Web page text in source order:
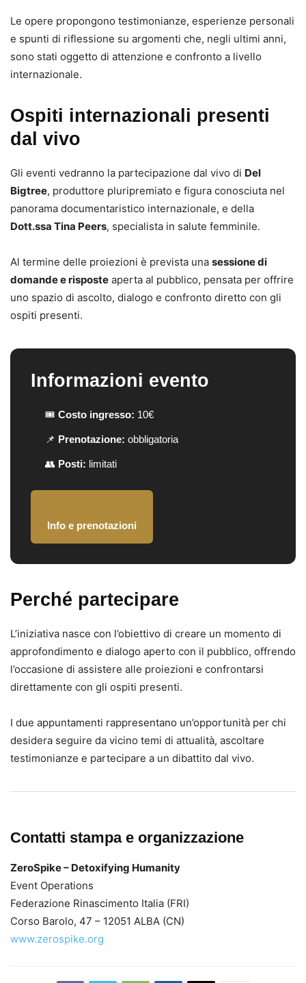
Le opere propongono testimonianze, esperienze personali
e spunti di riflessione su argomenti che, negli ultimi anni,
sono stati oggetto di attenzione e confronto a livello
internazionale.
Ospiti internazionali presenti
dal vivo
Gli eventi vedranno la partecipazione dal vivo di Del
Bigtree, produttore pluripremiato e figura conosciuta nel
panorama documentaristico internazionale, e della
Dott.ssa Tina Peers, specialista in salute femminile.
Al termine delle proiezioni è prevista una sessione di
domande e risposte aperta al pubblico, pensata per offrire
uno spazio di ascolto, dialogo e confronto diretto con gli
ospiti presenti.
Informazioni evento
🎟️ Costo ingresso: 10€
📌 Prenotazione: obbligatoria
👥 Posti: limitati
Info e prenotazioni
Perché partecipare
L’iniziativa nasce con l’obiettivo di creare un momento di
approfondimento e dialogo aperto con il pubblico, offrendo
l’occasione di assistere alle proiezioni e confrontarsi
direttamente con gli ospiti presenti.
I due appuntamenti rappresentano un’opportunità per chi
desidera seguire da vicino temi di attualità, ascoltare
testimonianze e partecipare a un dibattito dal vivo.
Contatti stampa e organizzazione
ZeroSpike – Detoxifying Humanity
Event Operations
Federazione Rinascimento Italia (FRI)
Corso Barolo, 47 – 12051 ALBA (CN)
www.zerospike.org